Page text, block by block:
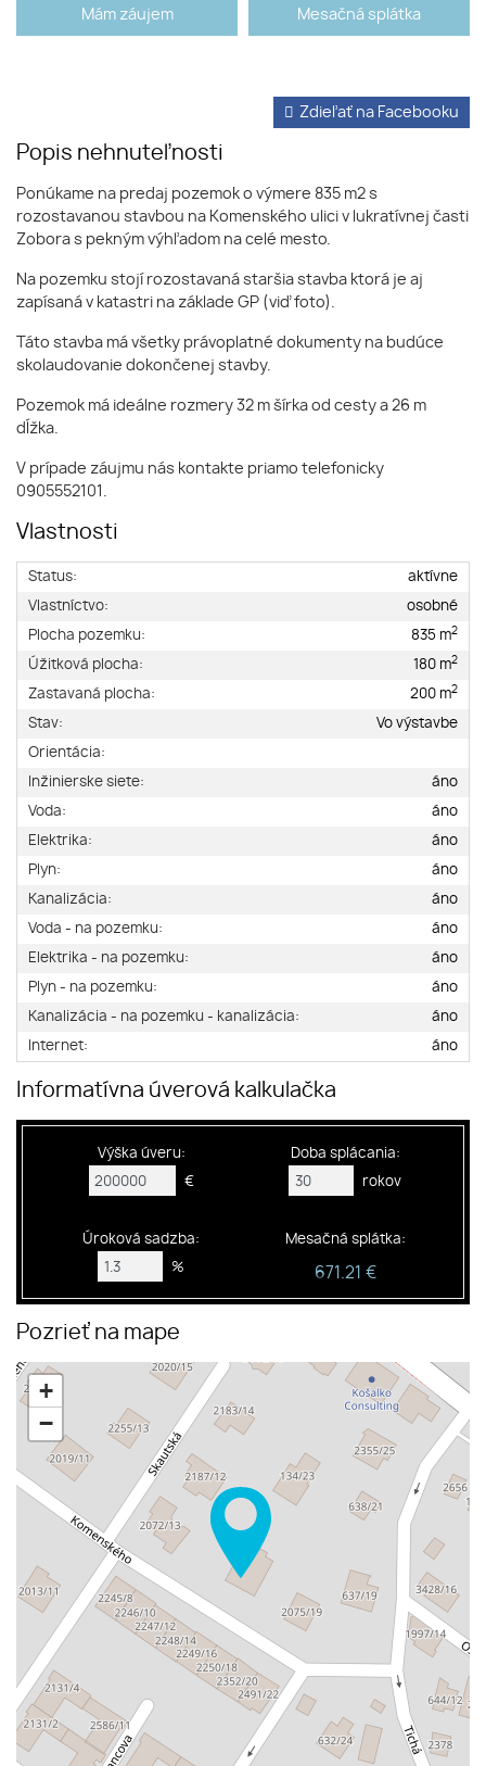
Mám záujem Mesačná splátka
Popis nehnuteľnosti
Zdieľať na Facebooku
Ponúkame na predaj pozemok o výmere 835 m2 s
rozostavanou stavbou na Komenského ulici v lukratívnej časti
Zobora s pekným výhľadom na celé mesto.
Na pozemku stojí rozostavaná staršia stavba ktorá je aj
zapísaná v katastri na základe GP (viď foto).
Táto stavba má všetky právoplatné dokumenty na budúce
skolaudovanie dokončenej stavby.
Pozemok má ideálne rozmery 32 m šírka od cesty a 26 m
dĺžka.
V prípade záujmu nás kontakte priamo telefonicky
0905552101.
Vlastnosti
Status: aktívne
Vlastníctvo: osobné
Plocha pozemku: 835 m2
Úžitková plocha: 180 m2
Zastavaná plocha: 200 m2
Stav: Vo výstavbe
Orientácia:
Inžinierske siete: áno
Voda: áno
Elektrika: áno
Plyn: áno
Kanalizácia: áno
Voda - na pozemku: áno
Elektrika - na pozemku: áno
Plyn - na pozemku: áno
Kanalizácia - na pozemku - kanalizácia: áno
Internet: áno
Informatívna úverová kalkulačka
Výška úveru:
€
Doba splácania:
rokov
Úroková sadzba:
%
Mesačná splátka:
671.21 €
Pozrieť na mape
+
−